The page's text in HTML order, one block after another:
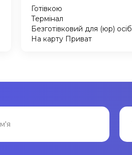
Готівкою
Термінал
Безготівковий для (юр) осіб
На карту Приват